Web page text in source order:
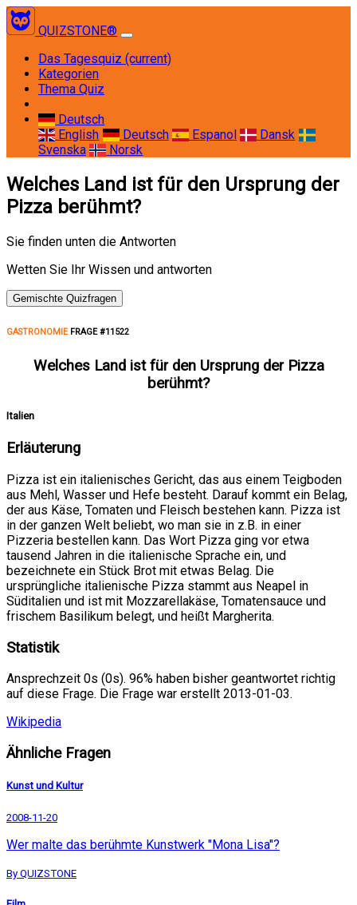
QUIZSTONE®
Das Tagesquiz (current)
Kategorien
Thema Quiz
Deutsch
English
Deutsch Espanol
Dansk
Svenska
Norsk
Welches Land ist für den Ursprung der
Pizza berühmt?
Sie finden unten die Antworten
Wetten Sie Ihr Wissen und antworten
Gemischte Quizfragen
GASTRONOMIEFRAGE #11522
Welches Land ist für den Ursprung der Pizza
berühmt?
Italien
Erläuterung
Pizza ist ein italienisches Gericht, das aus einem Teigboden
aus Mehl, Wasser und Hefe besteht. Darauf kommt ein Belag,
der aus Käse, Tomaten und Fleisch bestehen kann. Pizza ist
in der ganzen Welt beliebt, wo man sie in z.B. in einer
Pizzeria bestellen kann. Das Wort Pizza ging vor etwa
tausend Jahren in die italienische Sprache ein, und
bezeichnete ein Stück Brot mit etwas Belag. Die
ursprüngliche italienische Pizza stammt aus Neapel in
Süditalien und ist mit Mozzarellakäse, Tomatensauce und
frischem Basilikum belegt, und heißt Margherita.
Statistik
Ansprechzeit 0s (0s). 96% haben bisher geantwortet richtig
auf diese Frage. Die Frage war erstellt 2013-01-03.
Wikipedia
Ähnliche Fragen
Kunst und Kultur
2008-11-20
Wer malte das berühmte Kunstwerk "Mona Lisa"?
By QUIZSTONE